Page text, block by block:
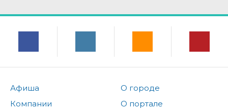
Афиша
Компании
О городе
О портале